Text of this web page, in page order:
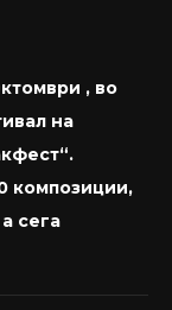
, во
на
композиции,
сега